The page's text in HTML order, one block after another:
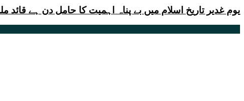
یوم غدیر تاریخ اسلام میں بے پناہ اہمیت کا حامل دن ہے قائد